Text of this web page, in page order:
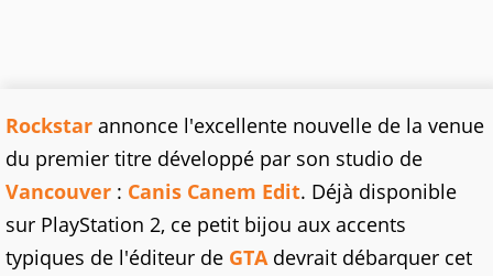
Rockstar annonce l'excellente nouvelle de la venue
du premier titre développé par son studio de
Vancouver : Canis Canem Edit. Déjà disponible
sur PlayStation 2, ce petit bijou aux accents
typiques de l'éditeur de GTAdevrait débarquer cet